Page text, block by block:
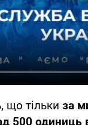
що тільки за
500 одиниць